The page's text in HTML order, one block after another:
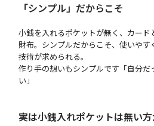
「シンプル」だからこそ
小銭を入れるポケットが無く、カー
財布。シンプルだからこそ、使いやす
技術が求められる。
作り手の想いもシンプルです「自分
い」
実は小銭入れポケットは無い